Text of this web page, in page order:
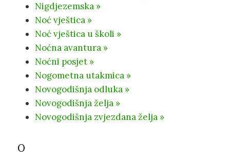
Nigdjezemska »
Noć vještica »
Noć vještica u školi »
Noćna avantura »
Noćni posjet »
Nogometna utakmica »
Novogodišnja odluka »
Novogodišnja želja »
Novogodišnja zvjezdana želja »
O